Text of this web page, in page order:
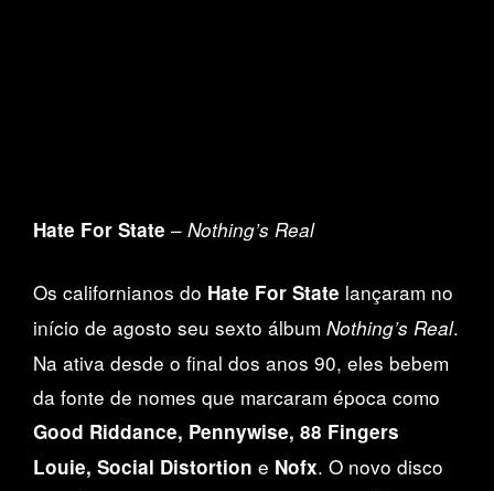
Hate For State – Nothing’s Real
Os californianos do Hate For State lançaram no
início de agosto seu sexto álbum Nothing’s Real.
Na ativa desde o final dos anos 90, eles bebem
da fonte de nomes que marcaram época como
Good Riddance, Pennywise, 88 Fingers
Louie, Social Distortion e Nofx. O novo disco